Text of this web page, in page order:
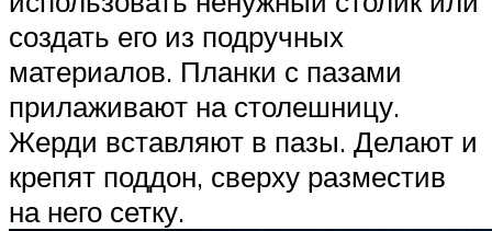
создать его из подручных
материалов. Планки с пазами
прилаживают на столешницу.
Жерди вставляют в пазы. Делают и
крепят поддон, сверху разместив
на него сетку.